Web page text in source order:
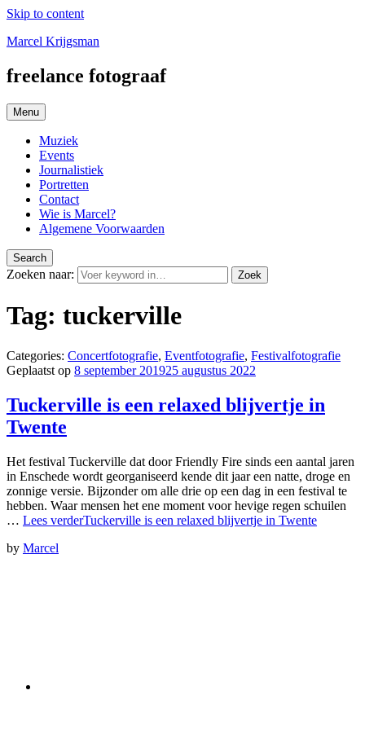
Skip to content
Marcel Krijgsman
freelance fotograaf
Menu
Muziek
Events
Journalistiek
Portretten
Contact
Wie is Marcel?
Algemene Voorwaarden
Search
Zoeken naar: Zoek
Tag: tuckerville
Categories: Concertfotografie, Eventfotografie, Festivalfotografie
Geplaatst op 8 september 201925 augustus 2022
Tuckerville is een relaxed blijvertje in
Twente
Het festival Tuckerville dat door Friendly Fire sinds een aantal jaren
in Enschede wordt georganiseerd kende dit jaar een natte, droge en
zonnige versie. Bijzonder om alle drie op een dag in een festival te
hebben. Waar mensen het ene moment voor hevige regen schuilen
… Lees verderTuckerville is een relaxed blijvertje in Twente
by Marcel